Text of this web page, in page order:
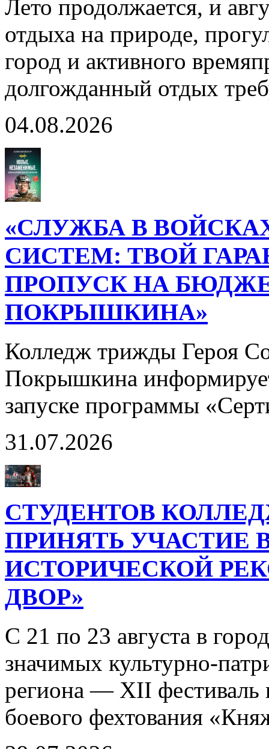
Лето продолжается, и
отдыха на природе,
город и активного
долгожданный отдых
04.08.2026
«СЛУЖБА В
СИСТЕМ: ТВОЙ
ПРОПУСК НА
ПОКРЫШКИНА»
Колледж трижды Героя
Покрышкина
запуске программы
31.07.2026
СТУДЕНТОВ
ПРИНЯТЬ УЧАСТИЕ
ИСТОРИЧЕСКОЙ
ДВОР»
С 21 по 23 августа в
значимых культурно-
региона — XII фестиваль
боевого фехтования